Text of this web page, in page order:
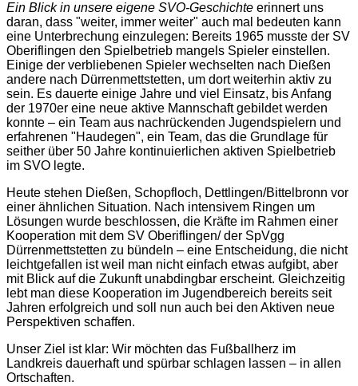
Ein Blick in unsere eigene SVO-Geschichte erinnert uns
daran, dass "weiter, immer weiter" auch mal bedeuten kann
eine Unterbrechung einzulegen: Bereits 1965 musste der SV
Oberiflingen den Spielbetrieb mangels Spieler einstellen.
Einige der verbliebenen Spieler wechselten nach Dießen
andere nach Dürrenmettstetten, um dort weiterhin aktiv zu
sein. Es dauerte einige Jahre und viel Einsatz, bis Anfang
der 1970er eine neue aktive Mannschaft gebildet werden
konnte – ein Team aus nachrückenden Jugendspielern und
erfahrenen "Haudegen", ein Team, das die Grundlage für
seither über 50 Jahre kontinuierlichen aktiven Spielbetrieb
im SVO legte.
Heute stehen Dießen, Schopfloch, Dettlingen/Bittelbronn vor
einer ähnlichen Situation. Nach intensivem Ringen um
Lösungen wurde beschlossen, die Kräfte im Rahmen einer
Kooperation mit dem SV Oberiflingen/ der SpVgg
Dürrenmettstetten zu bündeln – eine Entscheidung, die nicht
leichtgefallen ist weil man nicht einfach etwas aufgibt, aber
mit Blick auf die Zukunft unabdingbar erscheint. Gleichzeitig
lebt man diese Kooperation im Jugendbereich bereits seit
Jahren erfolgreich und soll nun auch bei den Aktiven neue
Perspektiven schaffen.
Unser Ziel ist klar: Wir möchten das Fußballherz im
Landkreis dauerhaft und spürbar schlagen lassen – in allen
Ortschaften.